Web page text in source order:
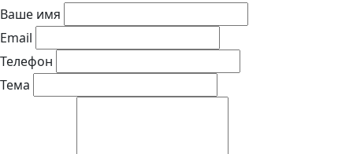
Ваше имя
Email
Телефон
Тема